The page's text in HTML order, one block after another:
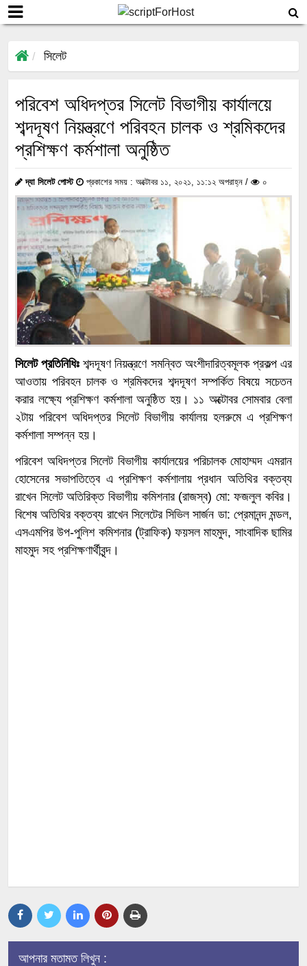
সিলেট
পরিবেশ অধিদপ্তর সিলেট বিভাগীয় কার্যালয়ে
শব্দদূষণ নিয়ন্ত্রণে পরিবহন চালক ও শ্রমিকদের
প্রশিক্ষণ কর্মশালা অনুষ্ঠিত
দ্যা সিলেট পোস্ট প্রকাশের সময় : অক্টোবর ১১, ২০২১, ১১:১২ অপরাহ্ন / ০
সিলেট প্রতিনিধিঃশব্দদূষণ নিয়ন্ত্রণে সমন্বিত অংশীদারিত্বমূলক প্রকল্প এর
আওতায় পরিবহন চালক ও শ্রমিকদের শব্দদূষণ সম্পর্কিত বিষয়ে সচেতন
করার লক্ষ্যে প্রশিক্ষণ কর্মশালা অনুষ্ঠিত হয়। ১১ অক্টোবর সোমবার বেলা
২টায় পরিবেশ অধিদপ্তর সিলেট বিভাগীয় কার্যালয় হলরুমে এ প্রশিক্ষণ
কর্মশালা সম্পন্ন হয়।
পরিবেশ অধিদপ্তর সিলেট বিভাগীয় কার্যালয়ের পরিচালক মোহাম্মদ এমরান
হোসেনের সভাপতিত্বে এ প্রশিক্ষণ কর্মশালায় প্রধান অতিথির বক্তব্য
রাখেন সিলেট অতিরিক্ত বিভাগীয় কমিশনার (রাজস্ব) মো: ফজলুল কবির।
বিশেষ অতিথির বক্তব্য রাখেন সিলেটের সিভিল সার্জন ডা: প্রেমানন্দ মন্ডল,
এসএমপির উপ-পুলিশ কমিশনার (ট্রাফিক) ফয়সল মাহমুদ, সাংবাদিক ছামির
মাহমুদ সহ প্রশিক্ষণার্থীবৃন্দ।
আপনার মতামত লিখুন :